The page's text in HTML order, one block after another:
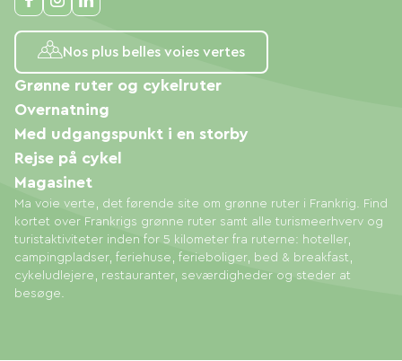
Nos plus belles voies vertes
Ma voie verte, det førende site om grønne ruter i Frankrig. Find
kortet over Frankrigs grønne ruter samt alle turismeerhverv og
turistaktiviteter inden for 5 kilometer fra ruterne: hoteller,
campingpladser, feriehuse, ferieboliger, bed & breakfast,
cykeludlejere, restauranter, seværdigheder og steder at
besøge.
Grønne ruter og cykelruter
Overnatning
Med udgangspunkt i en storby
Rejse på cykel
Magasinet